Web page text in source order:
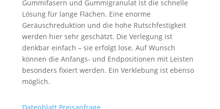
Gummifasern und Gummigranulat ist die schnelle
Lösung für lange Flächen. Eine enorme
Geräuschreduktion und die hohe Rutschfestigkeit
werden hier sehr geschätzt. Die Verlegung ist
denkbar einfach – sie erfolgt lose. Auf Wunsch
können die Anfangs- und Endpositionen mit Leisten
besonders fixiert werden. Ein Verklebung ist ebenso
möglich.